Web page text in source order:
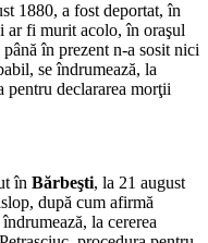
1880, a fost deportat, în
ar fi murit acolo, în oraşul
în prezent n-a sosit nici
se îndrumează, la
declararea morţii
în Bărbeşti, la 21 august
după cum afirmă
la cererea